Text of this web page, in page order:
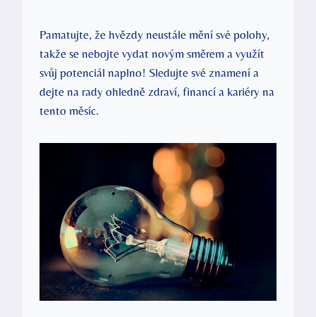
Pamatujte, že hvězdy neustále mění své polohy,
takže se nebojte vydat novým směrem a využít
svůj potenciál naplno! Sledujte své znamení a
dejte na rady ohledně zdraví, financí a kariéry na
tento měsíc.